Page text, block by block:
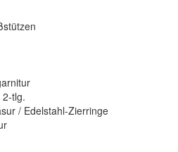
tlg.
/ Edelstahl-Zierringe